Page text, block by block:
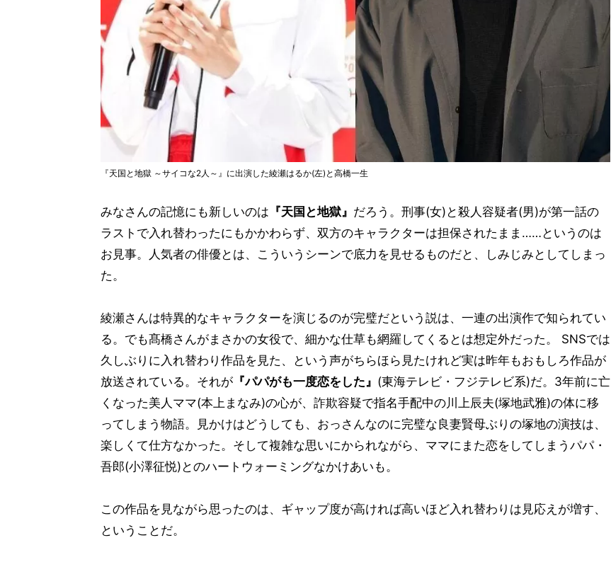
『天国と地獄 ～サイコな2人～』に出演した綾瀬はるか(左)と高橋一生
みなさんの記憶にも新しいのは 『天国と地獄』 だろう。刑事(女)と殺人容疑者(男)が第一話の
ラストで入れ替わったにもかかわらず、双方のキャラクターは担保されたまま……というのは
お見事。人気者の俳優とは、こういうシーンで底力を見せるものだと、しみじみとしてしまっ
た。
綾瀬さんは特異的なキャラクターを演じるのが完璧だという説は、一連の出演作で知られてい
る。でも髙橋さんがまさかの女役で、細かな仕草も網羅してくるとは想定外だった。 SNSでは
久しぶりに入れ替わり作品を見た、という声がちらほら見たけれど実は昨年もおもしろ作品が
放送されている。それが 『パパがも一度恋をした』 (東海テレビ・フジテレビ系)だ。3年前に亡
くなった美人ママ(本上まなみ)の心が、詐欺容疑で指名手配中の川上辰夫(塚地武雅)の体に移
ってしまう物語。見かけはどうしても、おっさんなのに完璧な良妻賢母ぶりの塚地の演技は、
楽しくて仕方なかった。そして複雑な思いにかられながら、ママにまた恋をしてしまうパパ・
吾郎(小澤征悦)とのハートウォーミングなかけあいも。
この作品を見ながら思ったのは、ギャップ度が高ければ高いほど入れ替わりは見応えが増す、
ということだ。